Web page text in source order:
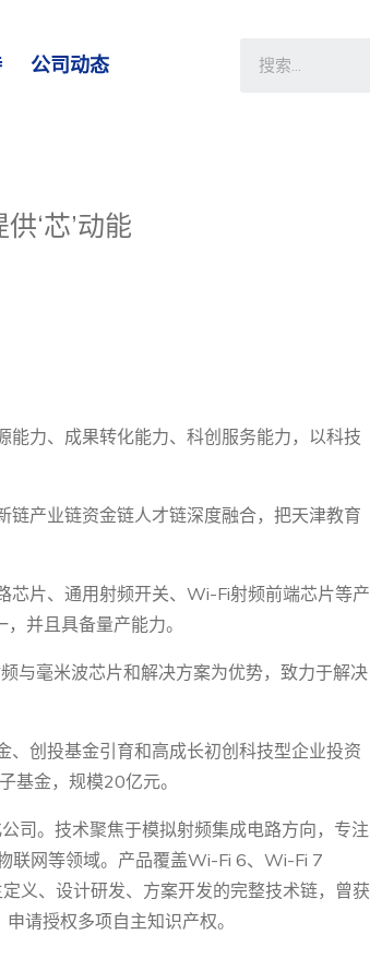
公司动态
‘芯’动能
力、成果转化能力、科创服务能力，以科技
产业链资金链人才链深度融合，把天津教育
芯片、通用射频开关、Wi-Fi射频前端芯片等产
并且具备量产能力。
与毫米波芯片和解决方案为优势，致力于解决
创投基金引育和高成长初创科技型企业投资
基金，规模20亿元。
司。技术聚焦于模拟射频集成电路方向，专注
联网等领域。产品覆盖Wi-Fi 6、Wi-Fi 7
义、设计研发、方案开发的完整技术链，曾获
请授权多项自主知识产权。